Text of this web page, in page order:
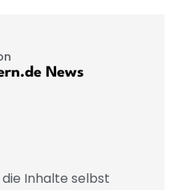
News
Inhalte selbst